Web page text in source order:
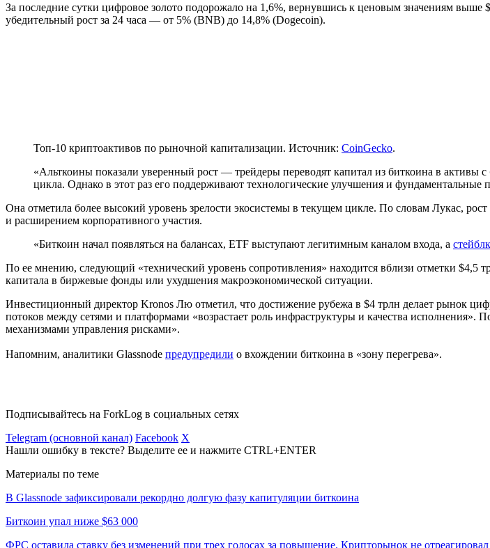
За последние сутки цифровое золото подорожало на 1,6%, вернувшись к ценовым значениям
убедительный рост за 24 часа — от 5% (BNB) до 14,8% (Dogecoin).
Топ-10 криптоактивов по рыночной капитализации. Источник: CoinGecko.
«Альткоины показали уверенный рост — трейдеры переводят капитал из биткоина в активы с
цикла. Однако в этот раз его поддерживают технологические улучшения и
Она отметила более высокий уровень зрелости экосистемы в текущем цикле. По словам Лукас,
и расширением корпоративного участия.
«Биткоин начал появляться на балансах, ETF выступают легитимным каналом входа, а
По ее мнению, следующий «технический уровень сопротивления» находится вблизи отметки $4,5
капитала в биржевые фонды или ухудшения макроэкономической ситуации.
Инвестиционный директор Kronos Лю отметил, что достижение рубежа в $4 трлн делает рынок
потоков между сетями и платформами «возрастает роль инфраструктуры и качества исполнения».
механизмами управления рисками».
Напомним, аналитики Glassnode предупредили о вхождении биткоина в «зону перегрева».
Подписывайтесь на ForkLog в социальных сетях
Telegram (основной канал) Facebook X
Нашли ошибку в тексте? Выделите ее и нажмите CTRL+ENTER
Материалы по теме
В Glassnode зафиксировали рекордно долгую фазу капитуляции биткоина
Биткоин упал ниже $63 000
ФРС оставила ставку без изменений при трех голосах за повышение. Крипторынок не отреагировал